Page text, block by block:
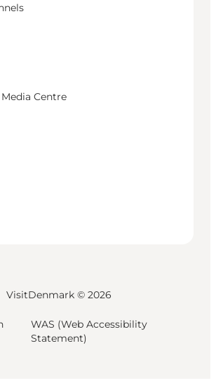
Centre
VisitDenmark © 2026
WAS (Web Accessibility
Statement)